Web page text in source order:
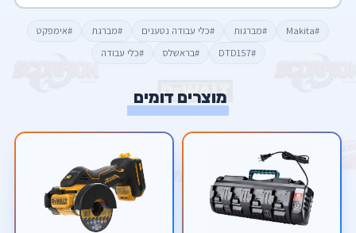
#Makita #מברגות #כלי עבודה נטענים #מברגת
#אימפקט
#DTD157
#בראשלס #כלי עבודה
מוצרים דומים